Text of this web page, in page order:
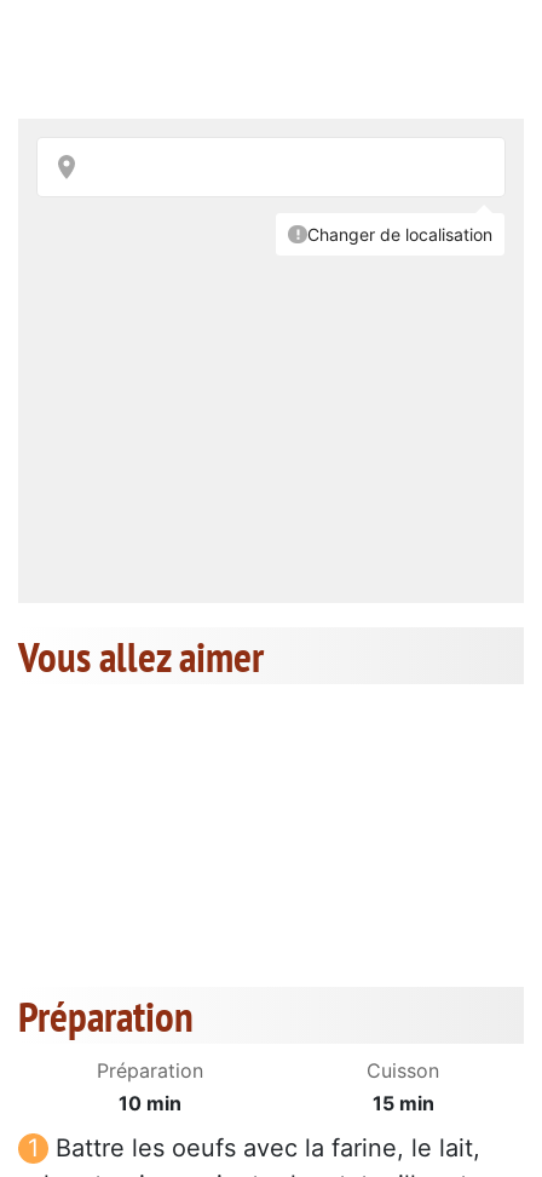
Vous allez aimer
Préparation
Préparation
10 min
Cuisson
15 min
Battre les oeufs avec la farine, le lait,